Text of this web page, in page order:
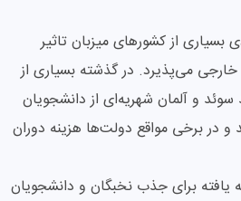
بسیاری از کشورهای میزبان تاثیر
خارجی می‌پذیرد. در گذشته بسیاری از
و آلمان شهریه‌ای از دانشجویان
و در برخی مواقع دولت‌ها هزینه دوران
‌یافته برای جذب نخبگان و دانشجویان